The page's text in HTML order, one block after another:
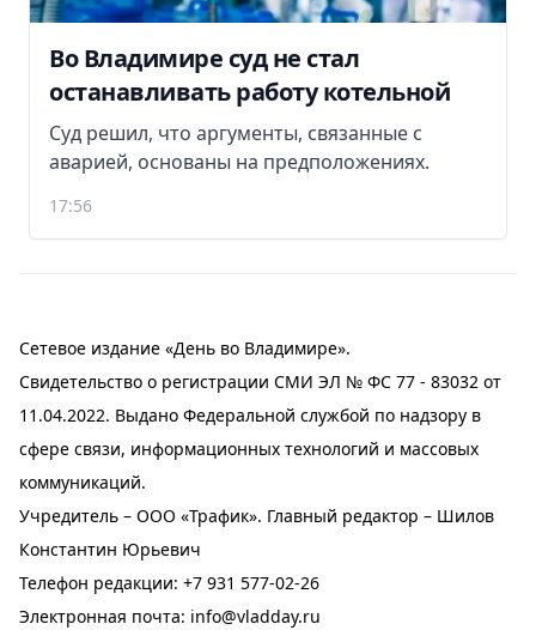
Во Владимире суд не стал
останавливать работу котельной
Суд решил, что аргументы, связанные с
аварией, основаны на предположениях.
17:56
Сетевое издание «День во Владимире».
Свидетельство о регистрации СМИ ЭЛ № ФС 77 - 83032 от
11.04.2022. Выдано Федеральной службой по надзору в
сфере связи, информационных технологий и массовых
коммуникаций.
Учредитель – ООО «Трафик». Главный редактор – Шилов
Константин Юрьевич
Телефон редакции: +7 931 577-02-26
Электронная почта: info@vladday.ru